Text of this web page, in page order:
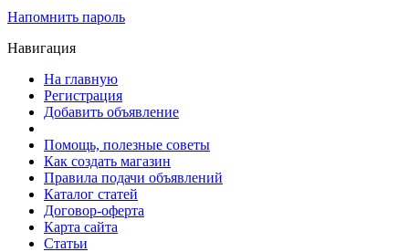
Напомнить пароль
Навигация
На главную
Регистрация
Добавить объявление
Помощь, полезные советы
Как создать магазин
Правила подачи объявлений
Каталог статей
Договор-оферта
Карта сайта
Статьи